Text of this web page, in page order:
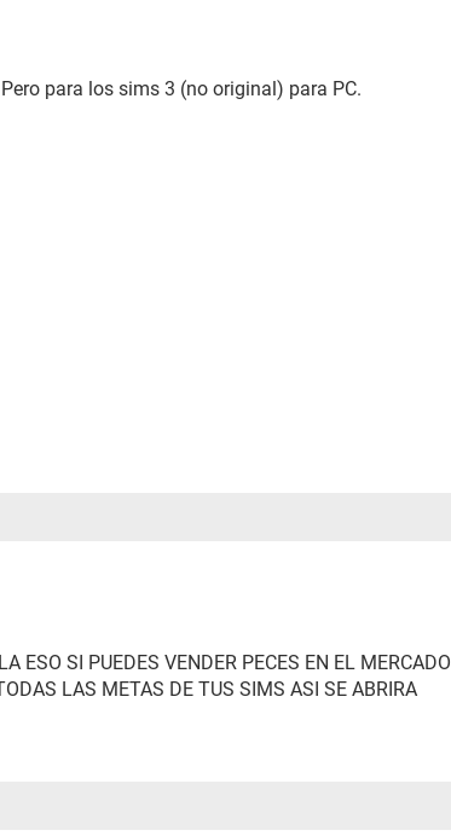
para los sims 3 (no original) para PC.
ESO SI PUEDES VENDER PECES EN EL MERCADO
LAS METAS DE TUS SIMS ASI SE ABRIRA